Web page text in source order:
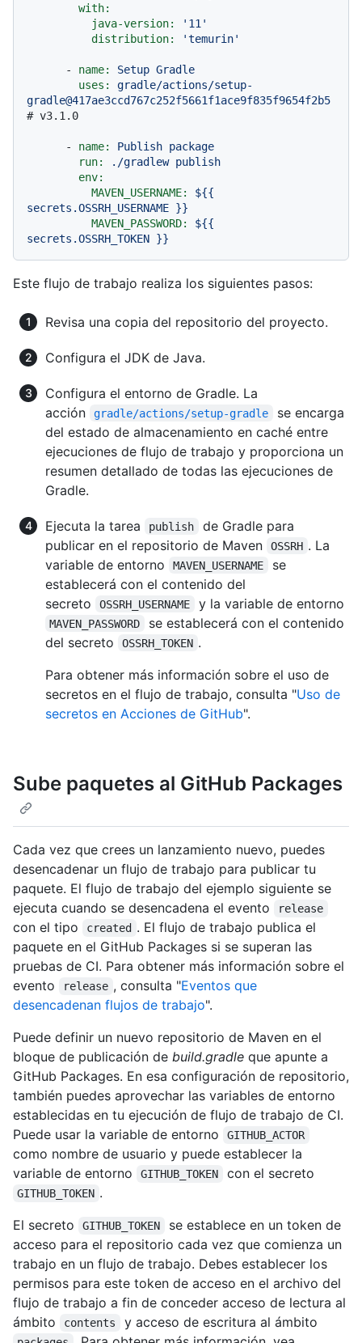
with:
java-version:
'11'
distribution:
'temurin'
- name: Setup Gradle
uses:
gradle/actions/setup-
gradle@417ae3ccd767c252f5661f1ace9f835f9654f2b5
# v3.1.0
- name: Publish package
run:
./gradlew publish
env:
MAVEN_USERNAME:
${{
secrets.OSSRH_USERNAME }}
MAVEN_PASSWORD:
${{
secrets.OSSRH_TOKEN }}
Este flujo de trabajo realiza los siguientes pasos:
Revisa una copia del repositorio del proyecto.
Configura el JDK de Java.
Configura el entorno de Gradle. La
acción
gradle/actions/setup-gradle
se encarga
del estado de almacenamiento en caché entre
ejecuciones de flujo de trabajo y proporciona un
resumen detallado de todas las ejecuciones de
Gradle.
Ejecuta la tarea publish
de Gradle para
publicar en el repositorio de Maven
OSSRH . La
variable de entorno
MAVEN_USERNAME
se
establecerá con el contenido del
secreto
OSSRH_USERNAME y la variable de entorno
MAVEN_PASSWORD
se establecerá con el contenido
del secreto
OSSRH_TOKEN .
Para obtener más información sobre el uso de
secretos en el flujo de trabajo, consulta "Uso de
secretos en Acciones de GitHub".
Sube paquetes al GitHub Packages
Cada vez que crees un lanzamiento nuevo, puedes
desencadenar un flujo de trabajo para publicar tu
paquete. El flujo de trabajo del ejemplo siguiente se
ejecuta cuando se desencadena el evento
release
con el tipo created . El flujo de trabajo publica el
paquete en el GitHub Packages si se superan las
pruebas de CI. Para obtener más información sobre el
evento
release , consulta "Eventos que
desencadenan flujos de trabajo".
Puede definir un nuevo repositorio de Maven en el
bloque de publicación de build.gradle que apunte a
GitHub Packages. En esa configuración de repositorio,
también puedes aprovechar las variables de entorno
establecidas en tu ejecución de flujo de trabajo de CI.
Puede usar la variable de entorno
GITHUB_ACTOR
como nombre de usuario y puede establecer la
variable de entorno
GITHUB_TOKEN con el secreto
GITHUB_TOKEN .
El secreto
GITHUB_TOKEN
se establece en un token de
acceso para el repositorio cada vez que comienza un
trabajo en un flujo de trabajo. Debes establecer los
permisos para este token de acceso en el archivo del
flujo de trabajo a fin de conceder acceso de lectura al
ámbito
contents y acceso de escritura al ámbito